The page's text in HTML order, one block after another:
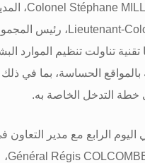
Colonel Stéphane،
Lieutenant-، رئيس
تناولت تنظيم الموارد
بالمواقع الحساسة، بما في
التدخل الخاصة به.
الرابع مع مدير التعاون
Général Régis،